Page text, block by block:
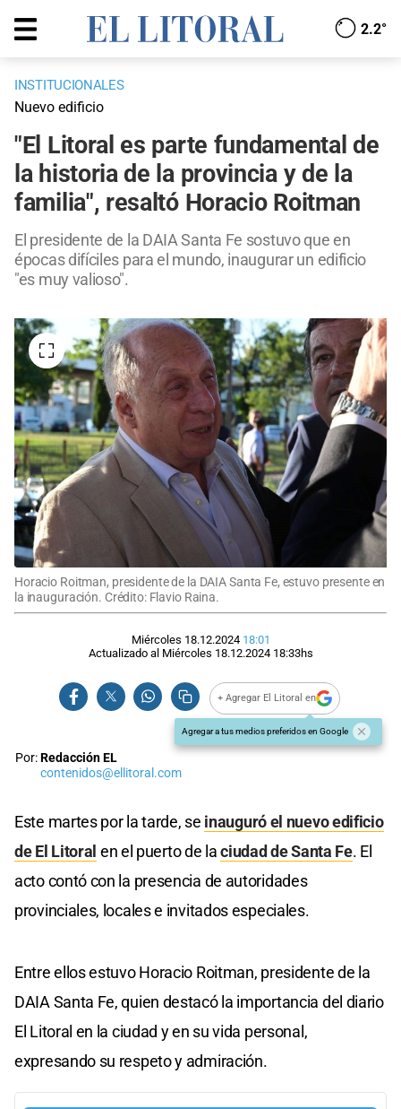
2.2°
INSTITUCIONALES
Nuevo edificio
"El Litoral es parte fundamental de
la historia de la provincia y de la
familia", resaltó Horacio Roitman
El presidente de la DAIA Santa Fe sostuvo que en
épocas difíciles para el mundo, inaugurar un edificio
"es muy valioso".
Horacio Roitman, presidente de la DAIA Santa Fe, estuvo presente en
la inauguración. Crédito: Flavio Raina.
Miércoles 18.12.2024 18:01
Actualizado al Miércoles 18.12.2024 18:33hs
+ Agregar El Litoral en
Agregar a tus medios preferidos en Google
Por:Redacción EL
contenidos@ellitoral.com
Este martes por la tarde, se inauguró el nuevo edificio
de El Litoral en el puerto de laciudad de Santa Fe. El
acto contó con la presencia de autoridades
provinciales, locales e invitados especiales.
Entre ellos estuvo Horacio Roitman, presidente de la
DAIA Santa Fe, quien destacó la importancia del diario
El Litoral en la ciudad y en su vida personal,
expresando su respeto y admiración.